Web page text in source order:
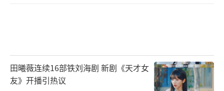
田曦薇连续16部铁刘海剧 新剧《天才女
友》开播引热议